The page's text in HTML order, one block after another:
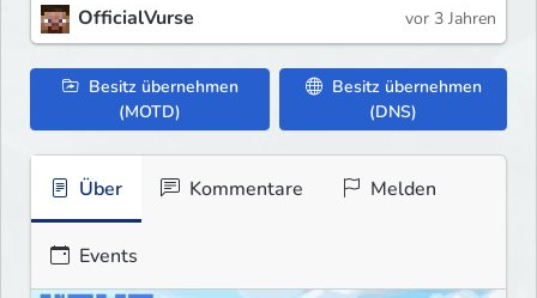
OfficialVurse vor 3 Jahren
Besitz übernehmen
(MOTD)
Besitz übernehmen
(DNS)
Über Kommentare Melden
Events